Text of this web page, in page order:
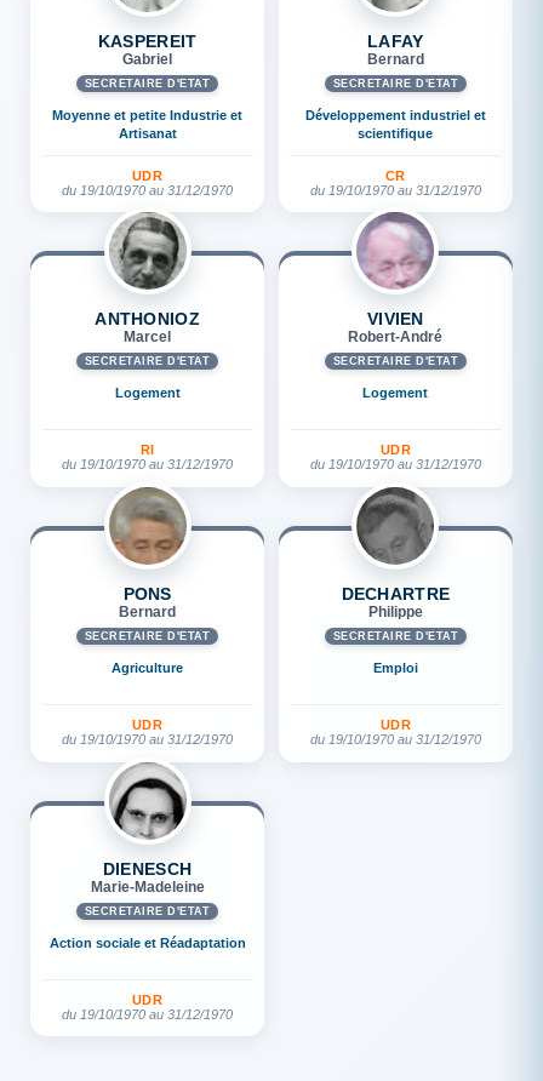
KASPEREIT
Gabriel
SECRÉTAIRE D'ETAT
Moyenne et petite Industrie et
Artisanat
UDR
du 19/10/1970 au 31/12/1970
LAFAY
Bernard
SECRÉTAIRE D'ETAT
Développement industriel et
scientifique
CR
du 19/10/1970 au 31/12/1970
ANTHONIOZ
Marcel
SECRÉTAIRE D'ETAT
Logement
RI
du 19/10/1970 au 31/12/1970
VIVIEN
Robert-André
SECRÉTAIRE D'ETAT
Logement
UDR
du 19/10/1970 au 31/12/1970
PONS
Bernard
SECRÉTAIRE D'ETAT
Agriculture
UDR
du 19/10/1970 au 31/12/1970
DECHARTRE
Philippe
SECRÉTAIRE D'ETAT
Emploi
UDR
du 19/10/1970 au 31/12/1970
DIENESCH
Marie-Madeleine
SECRÉTAIRE D'ETAT
Action sociale et Réadaptation
UDR
du 19/10/1970 au 31/12/1970